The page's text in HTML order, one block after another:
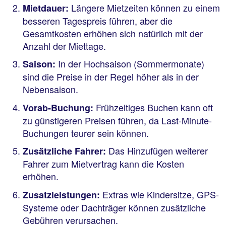
Mietdauer: Längere Mietzeiten können zu einem
besseren Tagespreis führen, aber die
Gesamtkosten erhöhen sich natürlich mit der
Anzahl der Miettage.
Saison: In der Hochsaison (Sommermonate)
sind die Preise in der Regel höher als in der
Nebensaison.
Vorab-Buchung: Frühzeitiges Buchen kann oft
zu günstigeren Preisen führen, da Last-Minute-
Buchungen teurer sein können.
Zusätzliche Fahrer: Das Hinzufügen weiterer
Fahrer zum Mietvertrag kann die Kosten
erhöhen.
Zusatzleistungen: Extras wie Kindersitze, GPS-
Systeme oder Dachträger können zusätzliche
Gebühren verursachen.